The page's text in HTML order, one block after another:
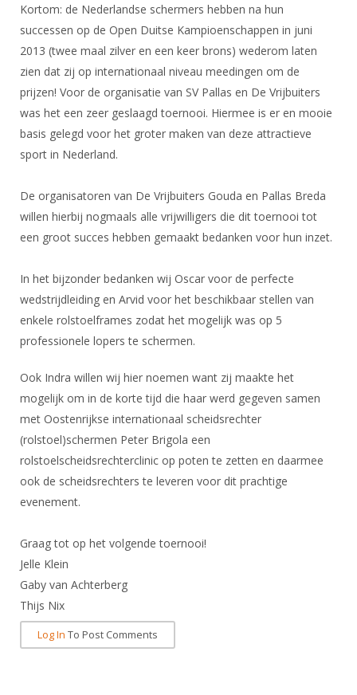
Kortom: de Nederlandse schermers hebben na hun
successen op de Open Duitse Kampioenschappen in juni
2013 (twee maal zilver en een keer brons) wederom laten
zien dat zij op internationaal niveau meedingen om de
prijzen! Voor de organisatie van SV Pallas en De Vrijbuiters
was het een zeer geslaagd toernooi. Hiermee is er en mooie
basis gelegd voor het groter maken van deze attractieve
sport in Nederland.
De organisatoren van De Vrijbuiters Gouda en Pallas Breda
willen hierbij nogmaals alle vrijwilligers die dit toernooi tot
een groot succes hebben gemaakt bedanken voor hun inzet.
In het bijzonder bedanken wij Oscar voor de perfecte
wedstrijdleiding en Arvid voor het beschikbaar stellen van
enkele rolstoelframes zodat het mogelijk was op 5
professionele lopers te schermen.
Ook Indra willen wij hier noemen want zij maakte het
mogelijk om in de korte tijd die haar werd gegeven samen
met Oostenrijkse internationaal scheidsrechter
(rolstoel)schermen Peter Brigola een
rolstoelscheidsrechterclinic op poten te zetten en daarmee
ook de scheidsrechters te leveren voor dit prachtige
evenement.
Graag tot op het volgende toernooi!
Jelle Klein
Gaby van Achterberg
Thijs Nix
Log In To Post Comments